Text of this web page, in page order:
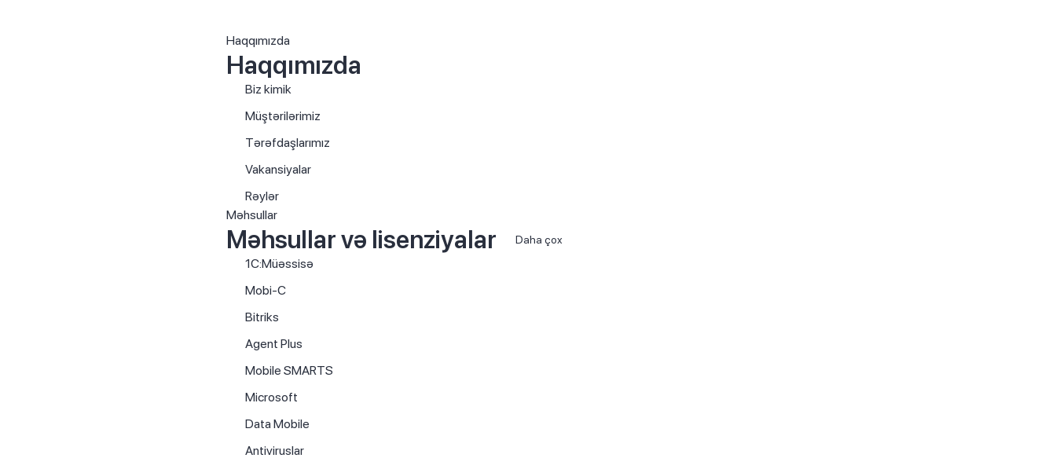
Haqqımızda
Haqqımızda
Biz kimik
Müştərilərimiz
Tərəfdaşlarımız
Vakansiyalar
Rəylər
Məhsullar
Məhsullar və lisenziyalar Daha çox
1C:Müəssisə
Mobi-C
Bitriks
Agent Plus
Mobile SMARTS
Microsoft
Data Mobile
Antiviruslar